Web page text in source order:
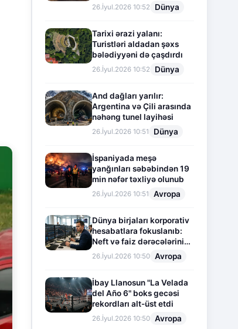
26.İyul.2026 10:52 Dünya
Tarixi ərazi yalanı:
Turistləri aldadan şəxs
bələdiyyəni də çaşdırdı
26.İyul.2026 10:52 Dünya
And dağları yarılır:
Argentina və Çili arasında
nəhəng tunel layihəsi
26.İyul.2026 10:51 Dünya
İspaniyada meşə
yanğınları səbəbindən 19
min nəfər təxliyə olunub
26.İyul.2026 10:51 Avropa
Dünya birjaları korporativ
hesabatlara fokuslanıb:
Neft və faiz dərəcələrinin
təsiri altında cari vəziyyət
26.İyul.2026 10:50 Avropa
İbay Llanosun "La Velada
del Año 6" boks gecəsi
rekordları alt-üst etdi
26.İyul.2026 10:50 Avropa